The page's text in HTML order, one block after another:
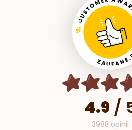
4.9 /
3988 opinii